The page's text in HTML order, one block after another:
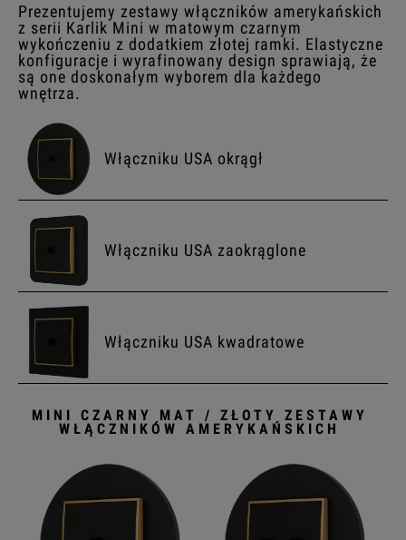
Prezentujemy zestawy włączników amerykańskich
z serii Karlik Mini w matowym czarnym
wykończeniu z dodatkiem złotej ramki. Elastyczne
konfiguracje i wyrafinowany design sprawiają, że
są one doskonałym wyborem dla każdego
wnętrza.
Włączniku USA okrągł
Włączniku USA zaokrąglone
Włączniku USA kwadratowe
MINI CZARNY MAT / ZŁOTY ZESTAWY
WŁĄCZNIKÓW AMERYKAŃSKICH